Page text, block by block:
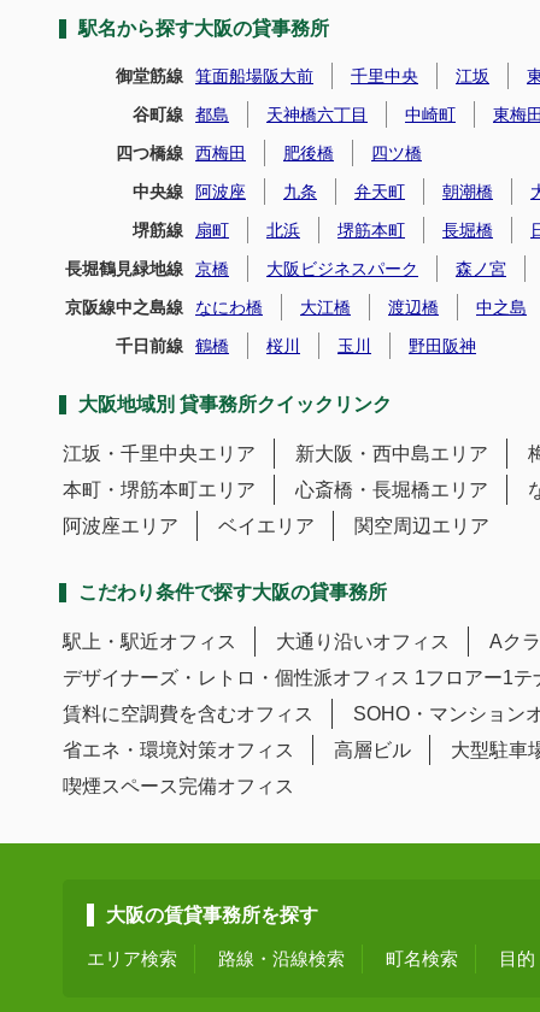
駅名から探す大阪の貸事務所
御堂筋線 箕面船場阪大前 千里中央 江坂
谷町線
都島 天神橋六丁目 中崎町
東梅
四つ橋線
西梅田 肥後橋
四ツ橋
中央線
阿波座 九条 弁天町 朝潮橋
堺筋線
扇町 北浜 堺筋本町 長堀橋
長堀鶴見緑地線
京橋 大阪ビジネスパーク
森ノ宮
京阪線中之島線
なにわ橋 大江橋 渡辺橋
中之島
千日前線
鶴橋 桜川 玉川 野田阪神
大阪地域別 貸事務所クイックリンク
江坂・千里中央エリア 新大阪・西中島エリア
本町・堺筋本町エリア
心斎橋・長堀橋エリア
阿波座エリア
ベイエリア 関空周辺エリア
こだわり条件で探す大阪の貸事務所
駅上・駅近オフィス 大通り沿いオフィス
Aク
デザイナーズ・レトロ・個性派オフィス 1フロアー1テ
賃料に空調費を含むオフィス
SOHO・マンション
省エネ・環境対策オフィス
高層ビル
大型駐車
喫煙スペース完備オフィス
大阪の賃貸事務所を探す
エリア検索 路線・沿線検索 町名検索 目